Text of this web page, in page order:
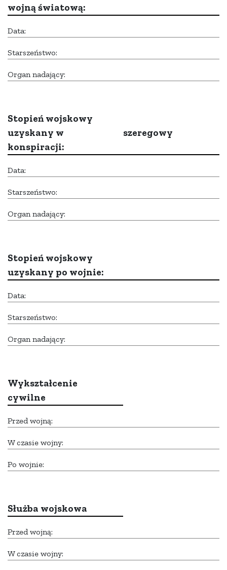
wojną światową:
Data:
Starszeństwo:
Organ nadający:
Stopień wojskowy
uzyskany w
konspiracji:
szeregowy
Data:
Starszeństwo:
Organ nadający:
Stopień wojskowy
uzyskany po wojnie:
Data:
Starszeństwo:
Organ nadający:
Wykształcenie
cywilne
Przed wojną:
W czasie wojny:
Po wojnie:
Służba wojskowa
Przed wojną:
W czasie wojny: